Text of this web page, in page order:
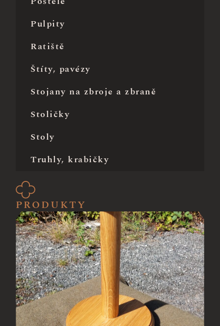
Pulpity
Ratiště
Štíty, pavézy
Stojany na zbroje a zbraně
Stoličky
Stoly
Truhly, krabičky
PRODUKTY